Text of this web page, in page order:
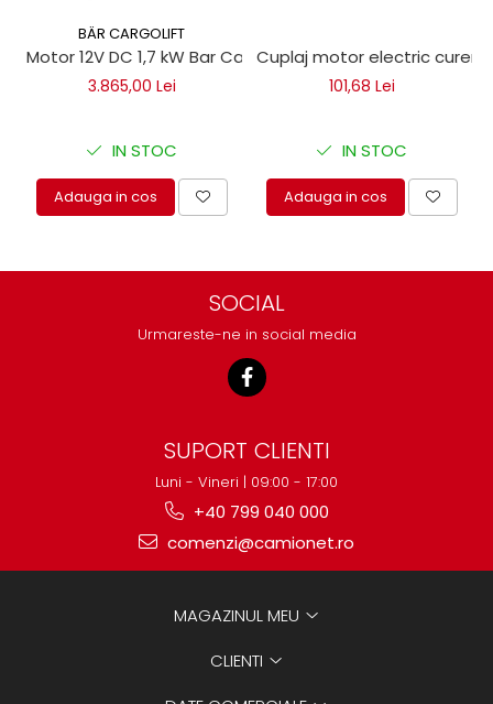
BÄR CARGOLIFT
Motor 12V DC 1,7 kW Bar Cargolift
3.865,00 Lei
IN STOC
Adauga in cos
Cuplaj motor electric curent
101,68 Lei
IN STOC
Adauga in cos
SOCIAL
Urmareste-ne in social media
SUPORT CLIENTI
Luni - Vineri | 09:00 - 17:00
+40 799 040 000
comenzi@camionet.ro
MAGAZINUL MEU
CLIENTI